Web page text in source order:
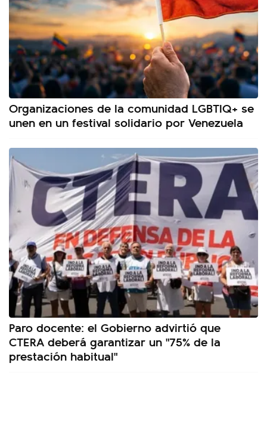
Organizaciones de la comunidad LGBTIQ+ se
unen en un festival solidario por Venezuela
Paro docente: el Gobierno advirtió que
CTERA deberá garantizar un "75% de la
prestación habitual"